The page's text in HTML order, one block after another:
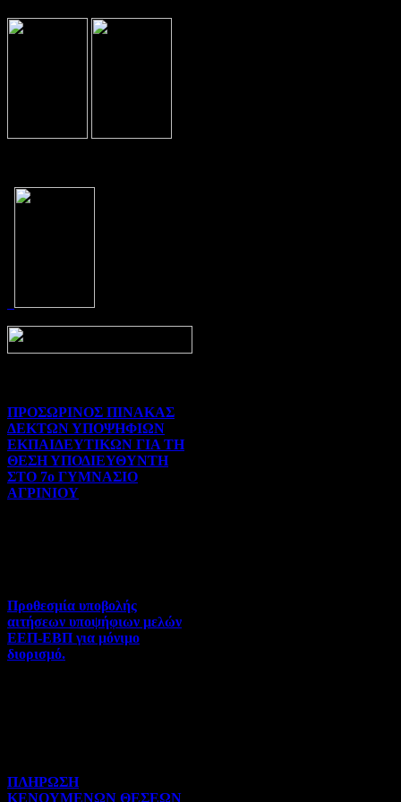
ΠΡΟΣΩΡΙΝΟΣ ΠΙΝΑΚΑΣ
ΔΕΚΤΩΝ ΥΠΟΨΗΦΙΩΝ
ΕΚΠΑΙΔΕΥΤΙΚΩΝ ΓΙΑ ΤΗ
ΘΕΣΗ ΥΠΟΔΙΕΥΘΥΝΤΗ
ΣΤΟ 7ο ΓΥΜΝΑΣΙΟ
ΑΓΡΙΝΙΟΥ
Προθεσμία υποβολής
αιτήσεων υποψήφιων μελών
ΕΕΠ-ΕΒΠ για μόνιμο
διορισμό.
ΠΛΗΡΩΣΗ
ΚΕΝΟΥΜΕΝΩΝ ΘΕΣΕΩΝ